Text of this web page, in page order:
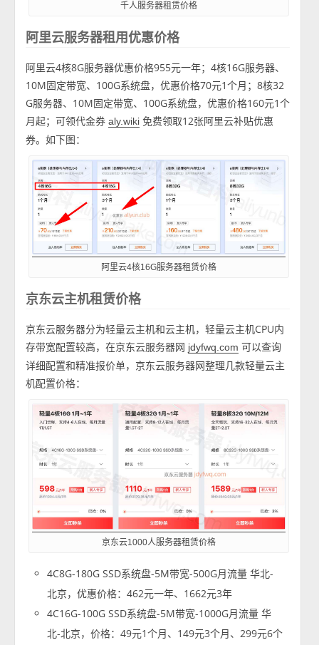
千人服务器租赁价格
阿里云服务器租用优惠价格
阿里云4核8G服务器优惠价格955元一年；4核16G服务器、
10M固定带宽、100G系统盘，优惠价格70元1个月；8核32
G服务器、10M固定带宽、100G系统盘，优惠价格160元1个
月起；可领代金券aly.wiki 免费领取12张阿里云补贴优惠
券。如下图：
阿里云4核16G服务器租赁价格
京东云主机租赁价格
京东云服务器分为轻量云主机和云主机，轻量云主机CPU内
存带宽配置较高，在京东云服务器网 jdyfwq.com 可以查询
详细配置和精准报价单，京东云服务器网整理几款轻量云主
机配置价格：
京东云1000人服务器租赁价格
4C8G-180G SSD系统盘-5M带宽-500G月流量 华北-
北京，优惠价格：462元一年、1662元3年
4C16G-100G SSD系统盘-5M带宽-1000G月流量 华
北-北京，价格：49元1个月、149元3个月、299元6个